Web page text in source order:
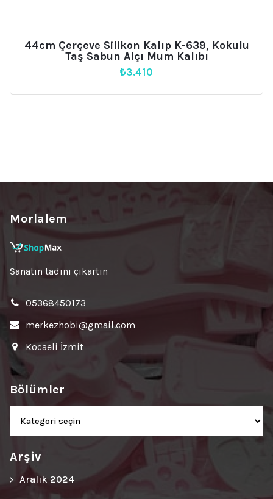
44cm Çerçeve Silikon Kalıp K-639, Kokulu
Taş Sabun Alçı Mum Kalıbı
₺3.410
Morlalem
Sanatın tadını çıkartın
05368450173
merkezhobi@gmail.com
Kocaeli İzmit
Bölümler
Bölümler
Arşiv
Aralık 2024